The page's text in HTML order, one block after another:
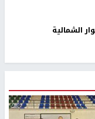
الشمالية